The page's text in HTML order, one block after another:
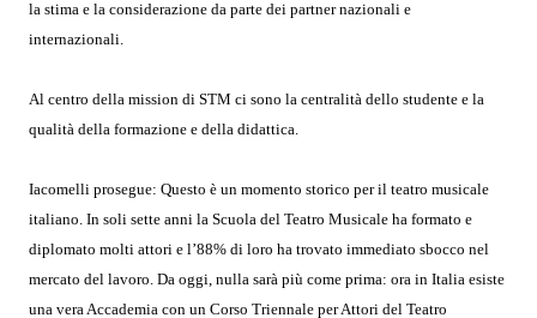
la stima e la considerazione da parte dei partner nazionali e
internazionali.
Al centro della mission di STM ci sono la centralità dello studente e la
qualità della formazione e della didattica.
Iacomelli prosegue: Questo è un momento storico per il teatro musicale
italiano. In soli sette anni la Scuola del Teatro Musicale ha formato e
diplomato molti attori e l’88% di loro ha trovato immediato sbocco nel
mercato del lavoro. Da oggi, nulla sarà più come prima: ora in Italia esiste
una vera Accademia con un Corso Triennale per Attori del Teatro